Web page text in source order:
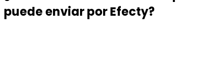
puede enviar por Efecty?